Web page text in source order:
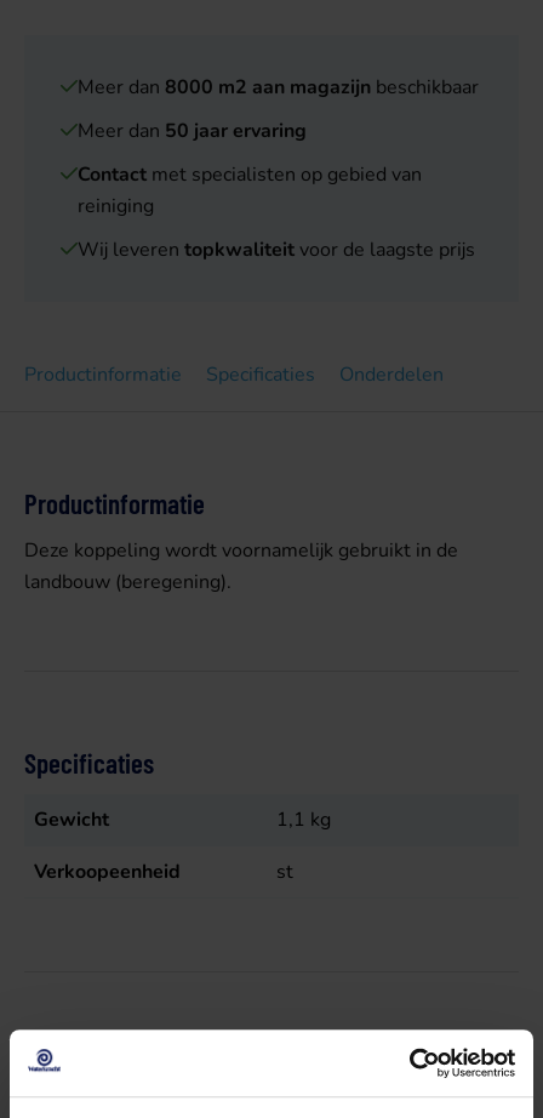
Meer dan 8000 m2 aan magazijn beschikbaar
Meer dan 50 jaar ervaring
Contact met specialisten op gebied van
reiniging
Wij leveren topkwaliteit voor de laagste prijs
Productinformatie Specificaties Onderdelen
Productinformatie
Deze koppeling wordt voornamelijk gebruikt in de
landbouw (beregening).
Specificaties
Gewicht 1,1 kg
Verkoopeenheid
st
Onderdelen